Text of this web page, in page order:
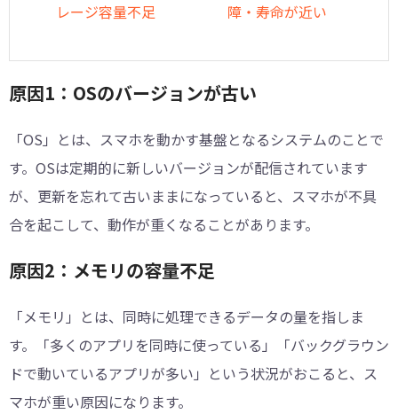
レージ容量不足
障・寿命が近い
原因1：OSのバージョンが古い
「OS」とは、スマホを動かす基盤となるシステムのことで
す。OSは定期的に新しいバージョンが配信されています
が、更新を忘れて古いままになっていると、スマホが不具
合を起こして、動作が重くなることがあります。
原因2：メモリの容量不足
「メモリ」とは、同時に処理できるデータの量を指しま
す。「多くのアプリを同時に使っている」「バックグラウン
ドで動いているアプリが多い」という状況がおこると、ス
マホが重い原因になります。